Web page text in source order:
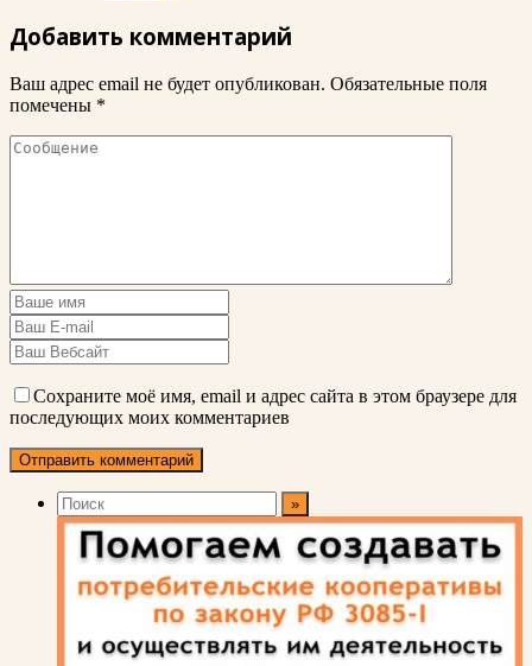
Добавить комментарий
Ваш адрес email не будет опубликован. Обязательные поля
помечены *
Сохраните моё имя, email и адрес сайта в этом браузере для
последующих моих комментариев